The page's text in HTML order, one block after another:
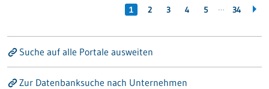
1 2 3 4 5 … 34
Suche auf alle Portale ausweiten
Zur Datenbanksuche nach Unternehmen